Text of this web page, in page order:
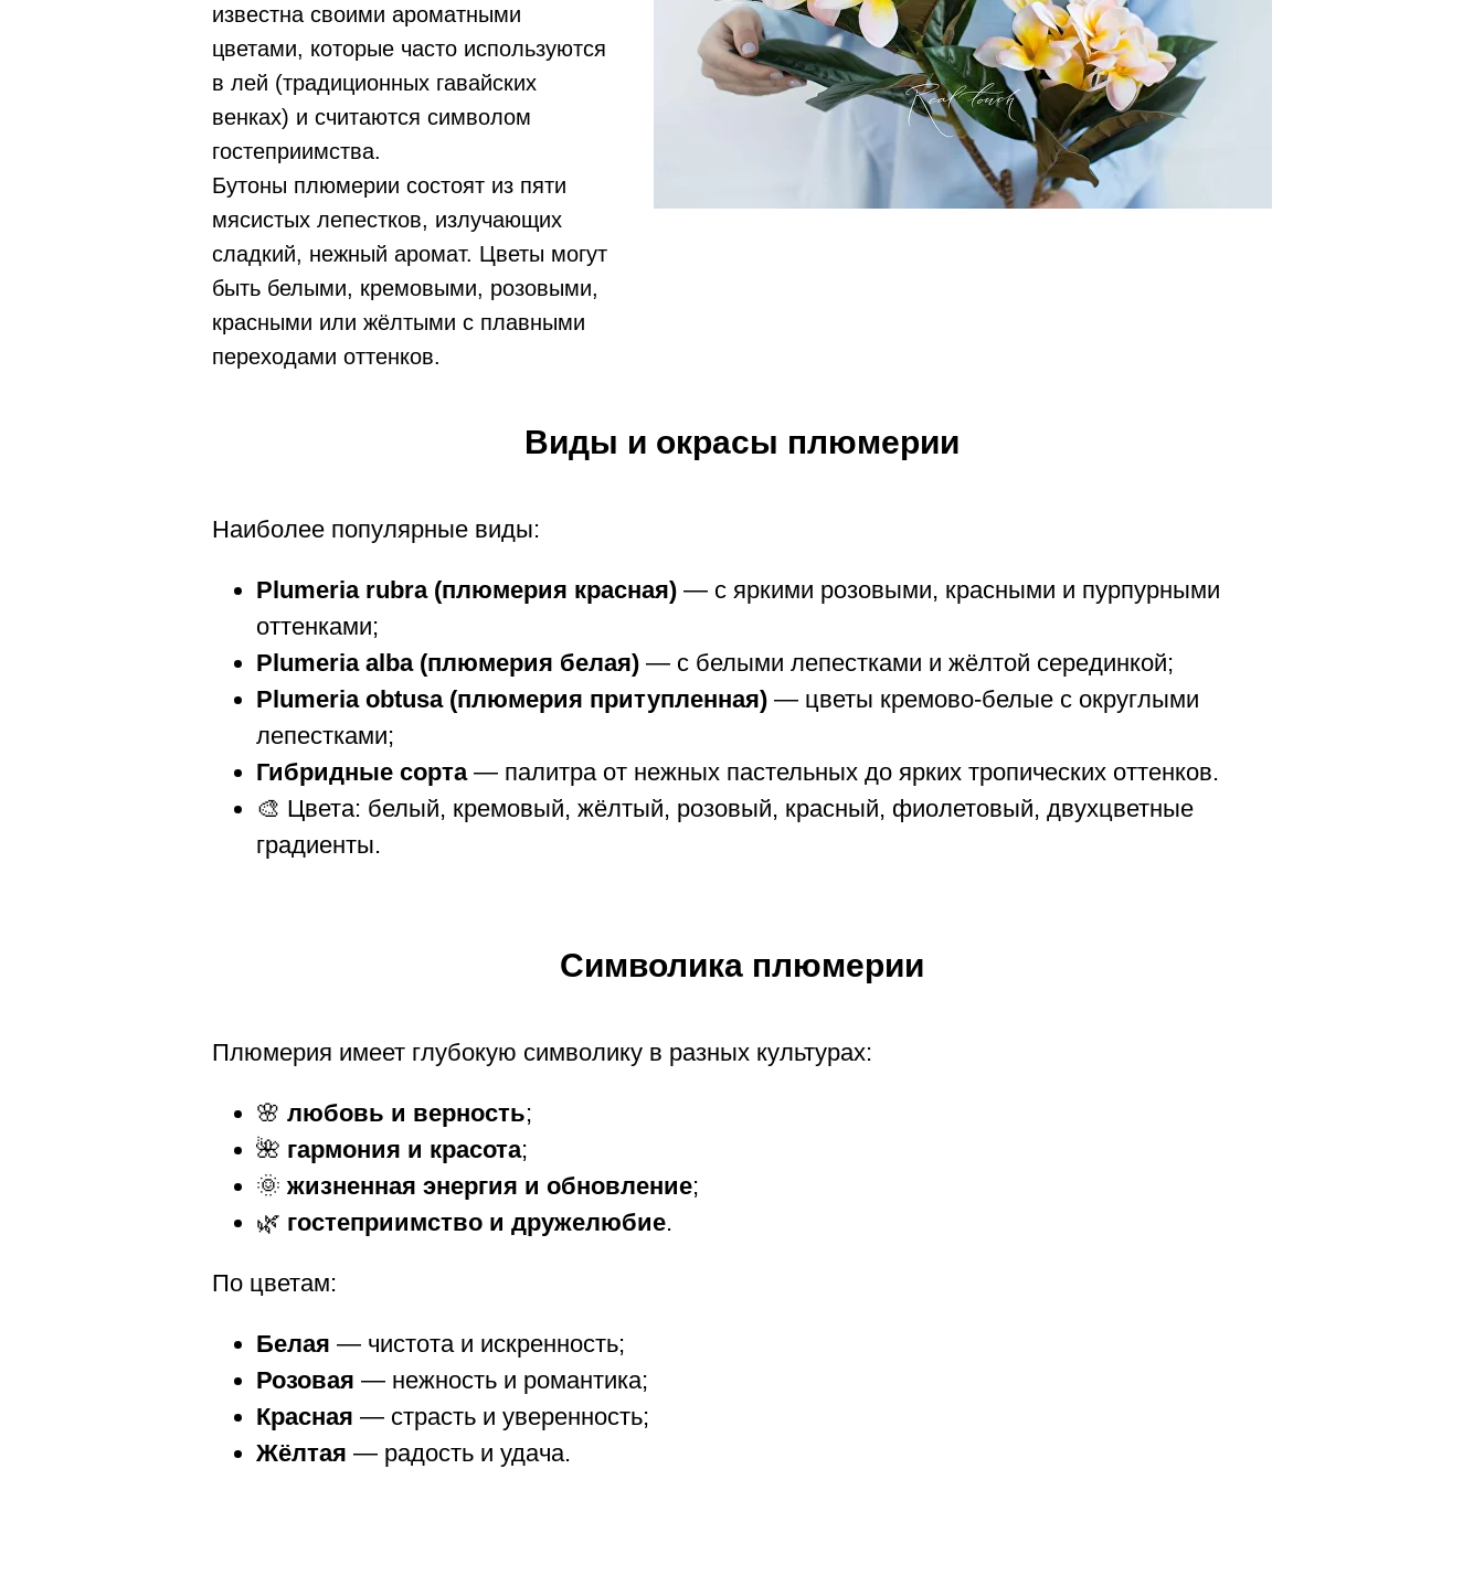
известна своими ароматными
цветами, которые часто используются
в лей (традиционных гавайских
венках) и считаются символом
гостеприимства.
Бутоны плюмерии состоят из пяти
мясистых лепестков, излучающих
сладкий, нежный аромат. Цветы могут
быть белыми, кремовыми, розовыми,
красными или жёлтыми с плавными
переходами оттенков.
Виды и окрасы плюмерии
Наиболее популярные виды:
Plumeria rubra (плюмерия красная) — с яркими розовыми, красными и пурпурными
оттенками;
Plumeria alba (плюмерия белая) — с белыми лепестками и жёлтой серединкой;
Plumeria obtusa (плюмерия притупленная) — цветы кремово-белые с округлыми
лепестками;
Гибридные сорта— палитра от нежных пастельных до ярких тропических оттенков.
🎨 Цвета: белый, кремовый, жёлтый, розовый, красный, фиолетовый, двухцветные
градиенты.
Символика плюмерии
Плюмерия имеет глубокую символику в разных культурах:
🌸 любовь и верность;
🌺 гармония и красота;
🌞 жизненная энергия и обновление;
🌿 гостеприимство и дружелюбие.
По цветам:
Белая — чистота и искренность;
Розовая — нежность и романтика;
Красная — страсть и уверенность;
Жёлтая — радость и удача.